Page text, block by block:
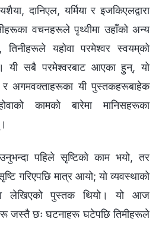
दानिएल, यर्मिया र इजकिएलद्वारा
वचनहरूले पृथ्वीमा उहाँको अन्य
तिनीहरूले यहोवा परमेश्‍वर स्वयम्‌को
यी सबै परमेश्‍वरबाट आएका हुन्, यो
र अगमवक्ताहरूका यी पुस्तकहरूबाहेक
कामको बारेमा मानिसहरूका
पहिले सृष्टिको काम भयो, तर
गरिएपछि मात्र आयो; यो व्यवस्थाको
लेखिएको पुस्तक थियो। यो आज
जस्तै छः घटनाहरू घटेपछि तिमीहरूले